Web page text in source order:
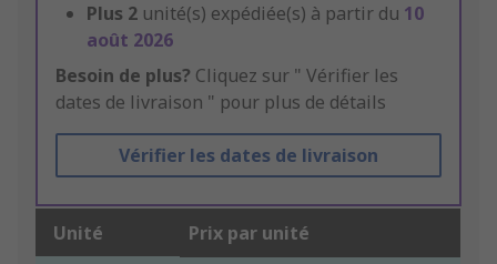
Plus 2 unité(s) expédiée(s) à partir du 10
août 2026
Besoin de plus? Cliquez sur " Vérifier les
dates de livraison " pour plus de détails
Vérifier les dates de livraison
Unité Prix par unité